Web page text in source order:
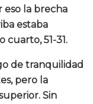
eso la brecha
estaba
51-31.
de tranquilidad
pero la
Sin